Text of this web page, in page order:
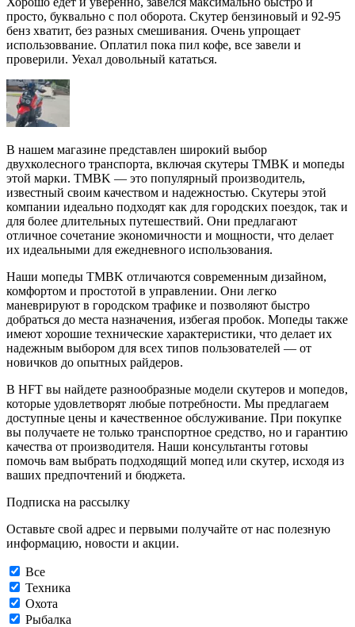
просто, буквально с пол оборота. Скутер бензиновый и 92-95
бенз хватит, без разных смешивания. Очень упрощает
использоввание. Оплатил пока пил кофе, все завели и
проверили. Уехал довольный кататься.
В нашем магазине представлен широкий выбор
двухколесного транспорта, включая скутеры TMBK и мопеды
этой марки. TMBK — это популярный производитель,
известный своим качеством и надежностью. Скутеры этой
компании идеально подходят как для городских поездок, так и
для более длительных путешествий. Они предлагают
отличное сочетание экономичности и мощности, что делает
их идеальными для ежедневного использования.
Наши мопеды TMBK отличаются современным дизайном,
комфортом и простотой в управлении. Они легко
маневрируют в городском трафике и позволяют быстро
добраться до места назначения, избегая пробок. Мопеды также
имеют хорошие технические характеристики, что делает их
надежным выбором для всех типов пользователей — от
новичков до опытных райдеров.
В HFT вы найдете разнообразные модели скутеров и мопедов,
которые удовлетворят любые потребности. Мы предлагаем
доступные цены и качественное обслуживание. При покупке
вы получаете не только транспортное средство, но и гарантию
качества от производителя. Наши консультанты готовы
помочь вам выбрать подходящий мопед или скутер, исходя из
ваших предпочтений и бюджета.
Подписка на рассылку
Оставьте свой адрес и первыми получайте от нас полезную
информацию, новости и акции.
Все
Техника
Охота
Рыбалка